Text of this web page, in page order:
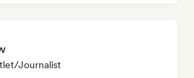
Journalist